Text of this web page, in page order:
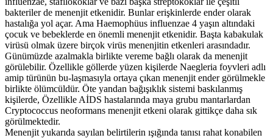
bakteriler de menenjit etkeni­dir. Bunlar erişkinlerde ender olarak
hastalığa yol açar. Ama Haemophüus influenzae 4 yaşın altındaki
çocuk ve bebeklerde en önemli menenjit etkeni­dir. Başta kabakulak
virüsü olmak üzere birçok virüs menenjitin etkenleri arasındadır.
Günümüzde azalmakla birlikte vereme bağlı olarak da menenjit
görüle­bilir. Özellikle göllerde yüzen kişilerde Naegleria foyvleri adlı
amip türünün bu-laşmasıyla ortaya çıkan menenjit ender görülmekle
birlikte ölümcüldür. Öte yandan bağışıklık sistemi baskılanmış
kişilerde, Özellikle AİDS hastalarında maya grubu mantarlardan
Cryptococcus neoformans menenjit etkeni olarak git­tikçe daha sık
görülmektedir.
Menenjit yukarıda sayılan belirtilerin ışığında tanısı rahat konabilen